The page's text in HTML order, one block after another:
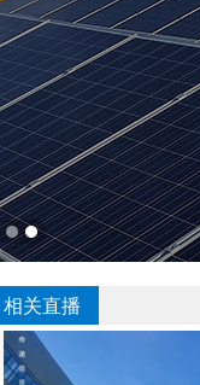
相关直播